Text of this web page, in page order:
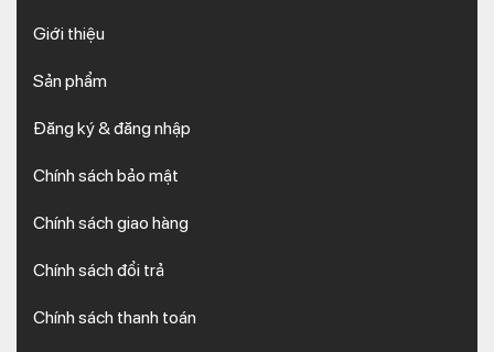
Giới thiệu
Sản phẩm
Đăng ký & đăng nhập
Chính sách bảo mật
Chính sách giao hàng
Chính sách đổi trả
Chính sách thanh toán